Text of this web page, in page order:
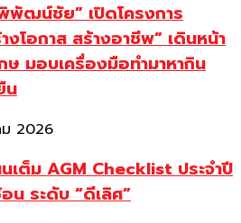
พัฒน์ชัย” เปิดโครงการ
งโอกาส สร้างอาชีพ” เดินหน้า
มอบเครื่องมือทำมาหากิน
น
2026
เต็ม AGM Checklist ประจำปี
ระดับ “ดีเลิศ”